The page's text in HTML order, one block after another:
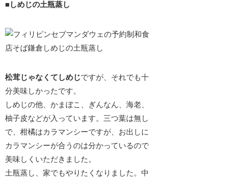
■しめじの土瓶蒸し
松茸じゃなくてしめじですが、それでも十
分美味しかったです。
しめじの他、かまぼこ、ぎんなん、海老、
柚子皮などが入っています。三つ葉は無し
で、柑橘はカラマンシーですが、お出しに
カラマンシーが合うのは分かっているので
美味しくいただきました。
土瓶蒸し、家でもやりたくなりました。中